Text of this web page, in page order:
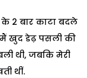
2 बार काटा बदले
खुद डेढ़ पसली की
थी, जबकि मेरी
थीं.